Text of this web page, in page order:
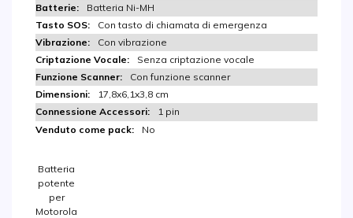
Batteria Ni-MH
Con tasto di chiamata di emergenza
Con vibrazione
Senza criptazione vocale
Con funzione scanner
17,8x6,1x3,8 cm
1 pin
No
Batteria
potente
per
Motorola